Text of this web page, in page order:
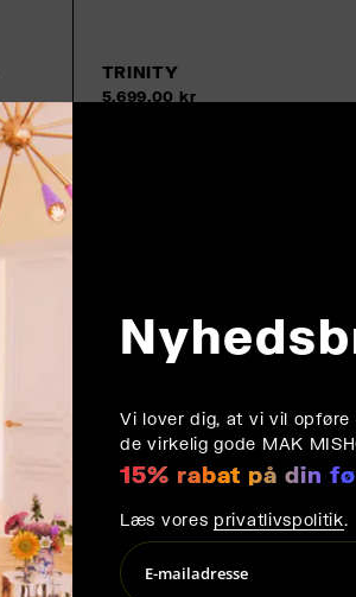
TRINITY
5.699,00 kr
Vi lover dig, at vi vil opføre
de virkelig gode MAK
15% rabat på din
Læs vores privatlivspolitik.